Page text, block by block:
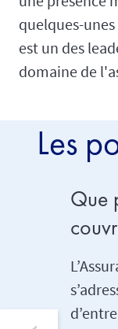
quelques-
est un des
domaine de
Les
Que